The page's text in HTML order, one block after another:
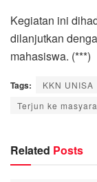
Kegiatan ini
dilanjutkan
mahasiswa. (***)
Tags: KKN UNISA
Terjun ke
Related Posts